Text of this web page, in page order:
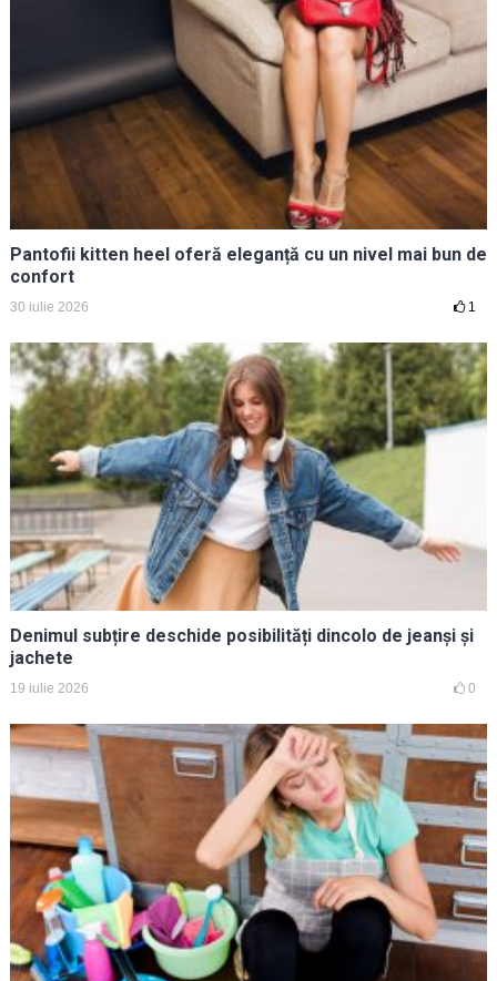
Pantofii kitten heel oferă eleganță cu un nivel mai bun de
confort
30 iulie 2026 1
Denimul subțire deschide posibilități dincolo de jeanși și
jachete
19 iulie 2026 0